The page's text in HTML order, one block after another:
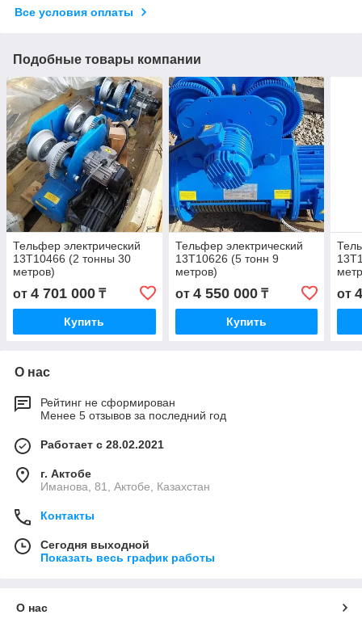
Все условия оплаты
Подобные товары компании
Тельфер электрический
13Т10466 (2 тонны 30
метров)
от 4 701 000 ₸
Купить
Тельфер электрический
13Т10626 (5 тонн 9
метров)
от 4 550 000₸
Купить
от
О нас
Рейтинг не сформирован
Менее 5 отзывов за последний год
Работает с 28.02.2021
г. Актобе
Иманова, 81, Актобе, Казахстан
Контакты
Сегодня выходной
Показать весь график работы
О нас